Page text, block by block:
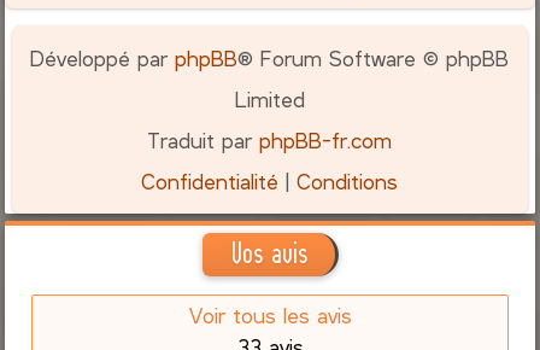
Développé parphpBB® Forum Software © phpBB
Limited
Traduit parphpBB-fr.com
Confidentialité |Conditions
Vos avis
Voir tous les avis